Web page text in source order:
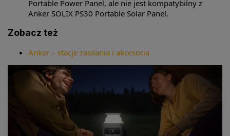
Portable Power Panel, ale nie jest kompatybilny z
Anker SOLIX PS30 Portable Solar Panel.
Zobacz też
Anker – stacje zasilania i akcesoria